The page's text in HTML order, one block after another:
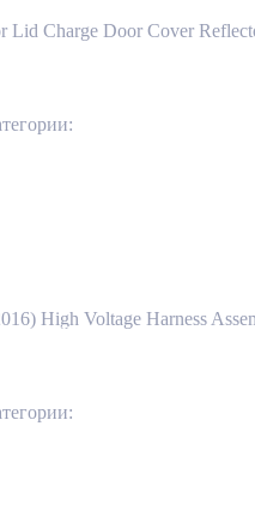
Lid Charge Door Cover
от заднего джаншен бокса
High Voltage Harness
GEN2 для лючка с